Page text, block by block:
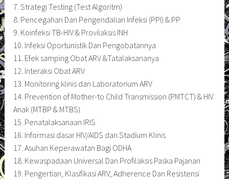
7. Strategi Testing (Test Algoritm)
8. Pencegahan Dan Pengendalian Infeksi (PPI) & PP
9. Koinfeksi TB-HIV & Provilaksis INH
10. Infeksi Oportunistik Dan Pengobatannya
11. Efek samping Obat ARV &Tatalaksananya
12. Interaksi Obat ARV
13. Monitoring klinis dan Laboratorium ARV
14. Prevention of Mother-to Child Transmission (PMTCT) & HIV
Anak (MTBP & MTBS)
15. Penatalaksanaan IRIS
16. Informasi dasar HIV/AIDS dan Stadium Klinis
17. Asuhan Keperawatan Bagi ODHA
18. Kewaspadaan Universal Dan Profilaksis Paska Pajanan
19. Pengertian, Klasifikasi ARV, Adherence Dan Resistensi